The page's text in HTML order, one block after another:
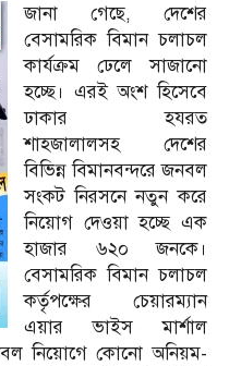
জানা গেছে, দেশের
বেসামরিক বিমান চলাচল
কার্যক্রম ঢেলে সাজানো
হচ্ছে। এরই অংশ হিসেবে
ঢাকার হযরত
শাহজালালসহ দেশের
বিভিন্ন বিমানবন্দরে জনবল
সংকট নিরসনে নতুন করে
নিয়োগ দেওয়া হচ্ছে এক
হাজার ৬২০ জনকে।
বেসামরিক বিমান চলাচল
কর্তৃপক্ষের চেয়ারম্যান
এয়ার ভাইস মার্শাল
নিয়োগে কোনো অনিয়ম-